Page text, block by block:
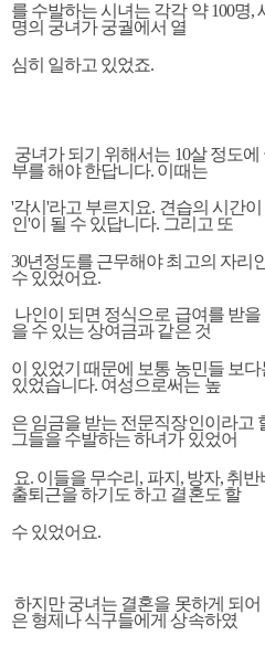
를 수발하는 시녀는 각각 약 100명,
명의 궁녀가 궁궐에서 열
심히 일하고 있었죠.
궁녀가 되기 위해서는 10살 정도
부를 해야 한답니다. 이때는
'각시'라고 부르지요. 견습의 시간
인'이 될 수 있답니다. 그리고 또
30년정도를 근무해야 최고의 자리
수 있었어요.
나인이 되면 정식으로 급여를 받
을 수 있는 상여금과 같은 것
이 있었기 때문에 보통 농민들 보
있었습니다. 여성으로써는 높
은 임금을 받는 전문직장인이라고
그들을 수발하는 하녀가 있었어
요. 이들을 무수리, 파지, 방자, 취
출퇴근을 하기도 하고 결혼도 할
수 있었어요.
하지만 궁녀는 결혼을 못하게 되
은 형제나 식구들에게 상속하였